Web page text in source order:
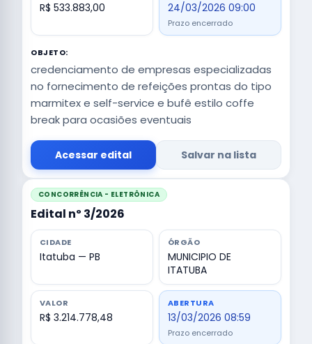
R$ 533.883,00 24/03/2026 09:00
Prazo encerrado
OBJETO:
credenciamento de empresas especializadas
no fornecimento de refeições prontas do tipo
marmitex e self-service e bufê estilo coffe
break para ocasiões eventuais
Acessar edital Salvar na lista
CONCORRÊNCIA - ELETRÔNICA
Edital nº 3/2026
CIDADE
Itatuba — PB
ÓRGÃO
MUNICIPIO DE
ITATUBA
VALOR
R$ 3.214.778,48
ABERTURA
13/03/2026 08:59
Prazo encerrado